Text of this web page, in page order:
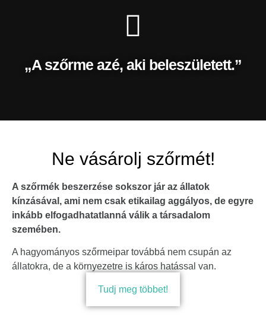
„A szőrme azé, aki beleszületett.”
Ne vásárolj szőrmét!
A szőrmék beszerzése sokszor jár az állatok
kínzásával, ami nem csak etikailag aggályos, de egyre
inkább elfogadhatatlanná válik a társadalom
szemében.
A hagyományos szőrmeipar továbbá nem csupán az
állatokra, de a környezetre is káros hatással van.
Tudj meg többet!